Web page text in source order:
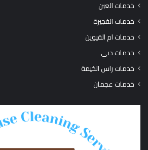
خدمات العين
خدمات الفجيرة
خدمات ام القيوين
خدمات دبي
خدمات راس الخيمة
خدمات عجمان